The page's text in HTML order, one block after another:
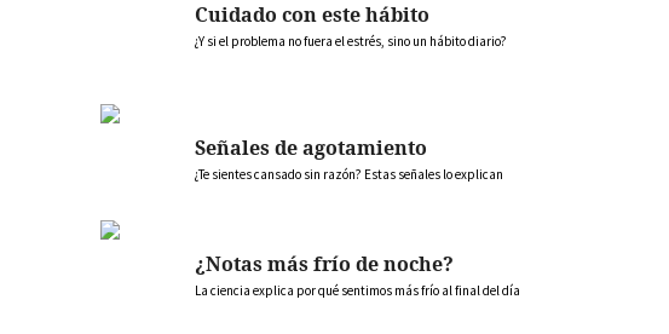
Cuidado con este hábito
¿Y si el problema no fuera el estrés, sino un hábito diario?
Señales de agotamiento
¿Te sientes cansado sin razón? Estas señales lo explican
¿Notas más frío de noche?
La ciencia explica por qué sentimos más frío al final del día